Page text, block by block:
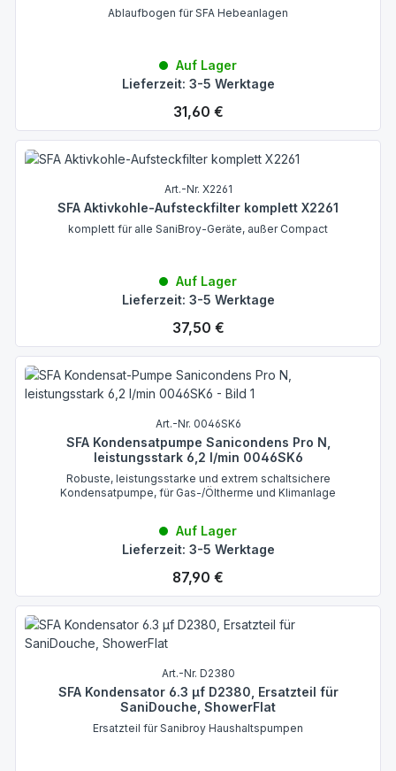
Ablaufbogen für SFA Hebeanlagen
Auf Lager
Lieferzeit: 3-5 Werktage
Regulärer Preis:
31,60 €
Art.-Nr. X2261
SFA Aktivkohle-Aufsteckfilter komplett X2261
komplett für alle SaniBroy-Geräte, außer Compact
Auf Lager
Lieferzeit: 3-5 Werktage
Regulärer Preis:
37,50 €
Art.-Nr. 0046SK6
SFA Kondensatpumpe Sanicondens Pro N,
leistungsstark 6,2 l/min 0046SK6
Robuste, leistungsstarke und extrem schaltsichere
Kondensatpumpe, für Gas-/Öltherme und Klimanlage
Auf Lager
Lieferzeit: 3-5 Werktage
Regulärer Preis:
87,90 €
Art.-Nr. D2380
SFA Kondensator 6.3 µf D2380, Ersatzteil für
SaniDouche, ShowerFlat
Ersatzteil für Sanibroy Haushaltspumpen